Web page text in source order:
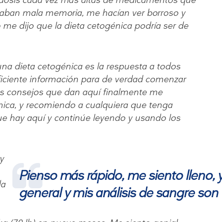
mala memoria, me hacían ver borroso y
dijo que la dieta cetogénica podría ser de
dieta cetogénica es la respuesta a todos
información para de verdad comenzar
consejos que dan aquí finalmente me
y recomiendo a cualquiera que tenga
hay aquí y continúe leyendo y usando los
Pienso más rápido, me siento lleno,
general y mis análisis de sangre son